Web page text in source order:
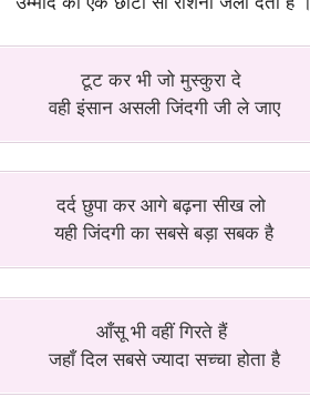
टूट कर भी जो मुस्कुरा दे
वही इंसान असली जिंदगी जी ले जाए
दर्द छुपा कर आगे बढ़ना सीख लो
यही जिंदगी का सबसे बड़ा सबक है
आँसू भी वहीं गिरते हैं
जहाँ दिल सबसे ज्यादा सच्चा होता है